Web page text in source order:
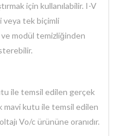
için kullanılabilir. I-V
veya tek biçimli
modül temizliğinden
ile temsil edilen gerçek
mavi kutu ile temsil edilen
Vo/c ürününe oranıdır.